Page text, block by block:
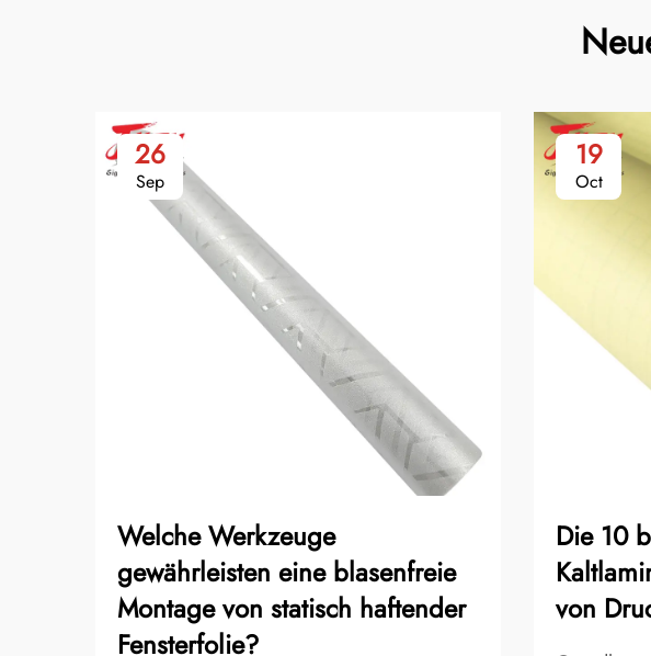
26
Sep
Welche Werkzeuge
gewährleisten eine blasenfreie
Montage von statisch haftender
Fensterfolie?
19
Oct
Die 10
von